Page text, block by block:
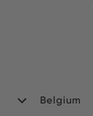
Belgium